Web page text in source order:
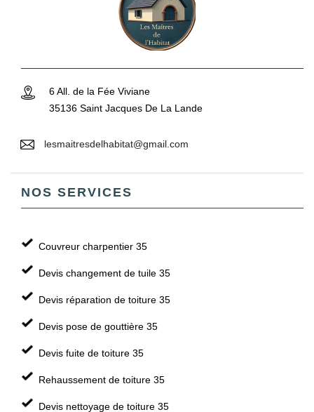
6 All. de la Fée Viviane
35136 Saint Jacques De La Lande
lesmaitresdelhabitat@gmail.com
NOS SERVICES
Couvreur charpentier 35
Devis changement de tuile 35
Devis réparation de toiture 35
Devis pose de gouttière 35
Devis fuite de toiture 35
Rehaussement de toiture 35
Devis nettoyage de toiture 35